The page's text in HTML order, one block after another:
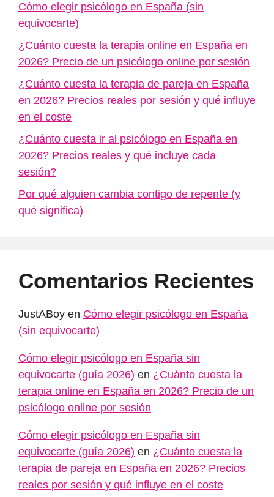
Cómo elegir psicólogo en España (sin
equivocarte)
¿Cuánto cuesta la terapia online en España en
2026? Precio de un psicólogo online por sesión
¿Cuánto cuesta la terapia de pareja en España
en 2026? Precios reales por sesión y qué influye
en el coste
¿Cuánto cuesta ir al psicólogo en España en
2026? Precios reales y qué incluye cada
sesión?
Por qué alguien cambia contigo de repente (y
qué significa)
Comentarios Recientes
JustABoy en Cómo elegir psicólogo en España
(sin equivocarte)
Cómo elegir psicólogo en España sin
equivocarte (guía 2026) en ¿Cuánto cuesta la
terapia online en España en 2026? Precio de un
psicólogo online por sesión
Cómo elegir psicólogo en España sin
equivocarte (guía 2026) en ¿Cuánto cuesta la
terapia de pareja en España en 2026? Precios
reales por sesión y qué influye en el coste